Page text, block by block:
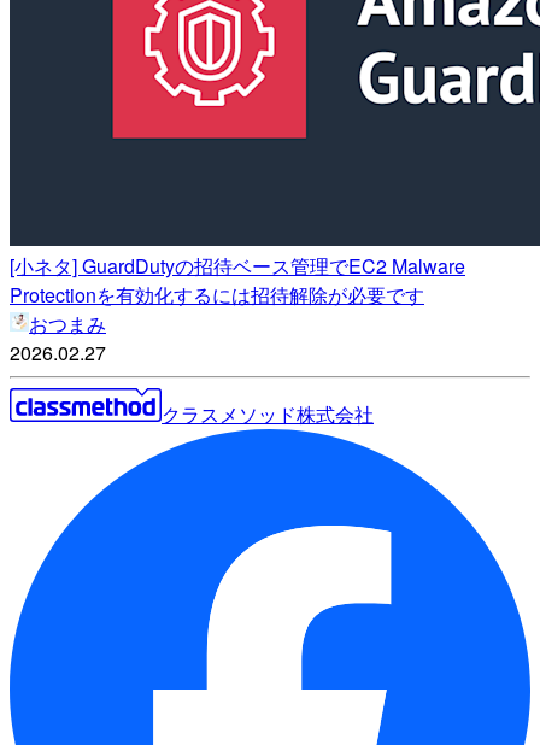
[小ネタ] GuardDutyの招待ベース管理でEC2 Malware
Protectionを有効化するには招待解除が必要です
おつまみ
2026.02.27
クラスメソッド株式会社